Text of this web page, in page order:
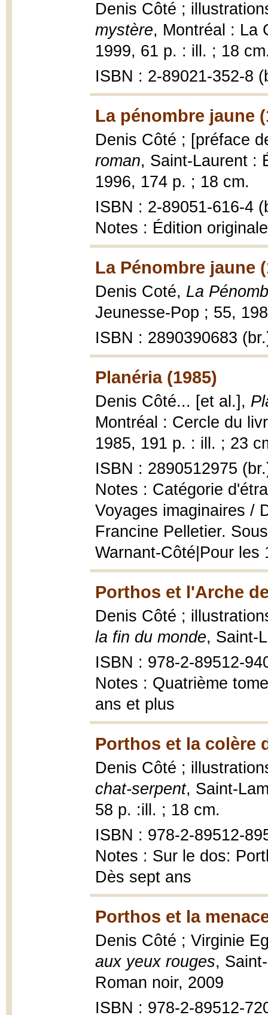
Denis Côté ;
mystère, Montréal : La
1999, 61 p. : ill. ; 18
ISBN : 2-89021-352-8
La pénombre jaune
Denis Côté ; [préface
roman, Saint-Laurent :
1996, 174 p. ; 18 cm.
ISBN : 2-89051-616-4
Notes : Édition
La Pénombre jaune
Denis Coté, La
Jeunesse-Pop ; 55,
ISBN : 2890390683
Planéria (1985)
Denis Côté... [et al.],
Montréal : Cercle du
1985, 191 p. : ill. ; 23
ISBN : 2890512975
Notes : Catégorie
Voyages imaginaires /
Francine Pelletier.
Warnant-Côté|Pour les
Porthos et l'Arche
Denis Côté ;
la fin du monde, Saint-
ISBN : 978-2-89512-
Notes : Quatrième
ans et plus
Porthos et la colère
Denis Côté ;
chat-serpent, Saint-
58 p. :ill. ; 18 cm.
ISBN : 978-2-89512-
Notes : Sur le dos:
Dès sept ans
Porthos et la
Denis Côté ; Virginie
aux yeux rouges,
Roman noir, 2009
ISBN : 978-2-89512-